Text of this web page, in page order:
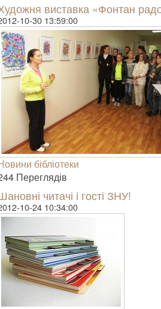
виставка «Фонтан
10-30 13:59:00
бібліотеки
Пере­гля­дів
читачі і гості ЗНУ!
10-24 10:34:00